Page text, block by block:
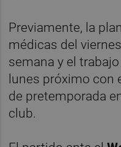
Previamente, la
médicas del
semana y el
lunes próximo con
de pretemporada
club.